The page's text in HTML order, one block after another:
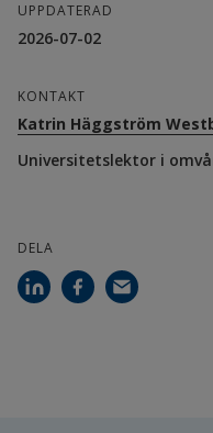
Marcus
Finansiärer
UPPDATERAD
2026-07-02
KONTAKT
Katrin Häggström
Universitetslektor i
DELA